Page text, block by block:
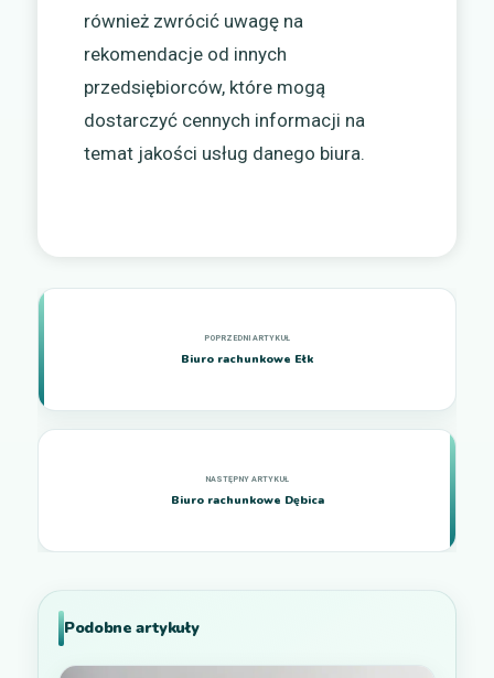
również zwrócić uwagę na
rekomendacje od innych
przedsiębiorców, które mogą
dostarczyć cennych informacji na
temat jakości usług danego biura.
Biuro rachunkowe Ełk
Biuro rachunkowe Dębica
Podobne artykuły